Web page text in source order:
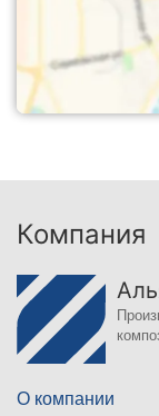
Компания
О компании